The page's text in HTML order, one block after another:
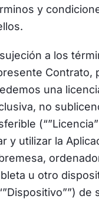
y
a los
Contrato,
una
no
y utilizar la
u otro
de